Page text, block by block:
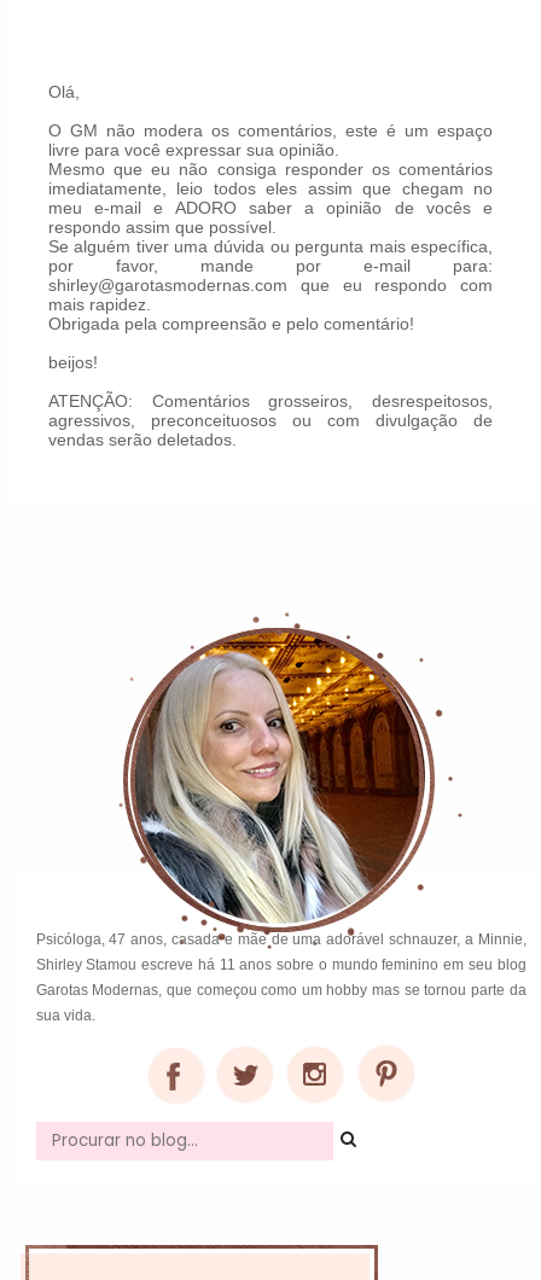
Olá,
O GM não modera os comentários, este é um espaço
livre para você expressar sua opinião.
Mesmo que eu não consiga responder os comentários
imediatamente, leio todos eles assim que chegam no
meu e-mail e ADORO saber a opinião de vocês e
respondo assim que possível.
Se alguém tiver uma dúvida ou pergunta mais específica,
por favor, mande por e-mail para:
shirley@garotasmodernas.com que eu respondo com
mais rapidez.
Obrigada pela compreensão e pelo comentário!
beijos!
ATENÇÃO: Comentários grosseiros, desrespeitosos,
agressivos, preconceituosos ou com divulgação de
vendas serão deletados.
Psicóloga, 47 anos, casada e mãe de uma adorável schnauzer, a Minnie,
Shirley Stamou escreve há 11 anos sobre o mundo feminino em seu blog
Garotas Modernas, que começou como um hobby mas se tornou parte da
sua vida.